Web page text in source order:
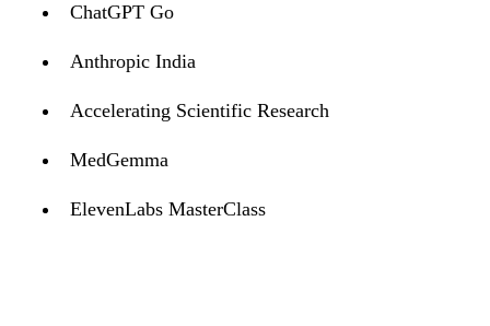
ChatGPT Go
Anthropic India
Accelerating Scientific Research
MedGemma
ElevenLabs MasterClass